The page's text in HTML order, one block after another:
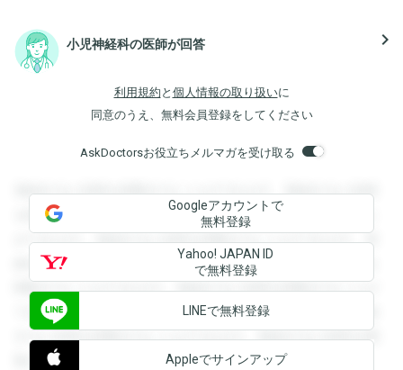
小児神経科の医師が回答 navigate_next
利用規約 と 個人情報の取り扱いに
同意のうえ、無料会員登録をしてください
AskDoctorsお役立ちメルマガを受け取る
登録すると回答を閲覧することができます。登録すると回答
を閲覧することができます。登録すると回答を閲覧すること
ができます。登録すると回答を閲覧することができます。登
録すると回答を閲覧することができます。登録すると回答を
閲覧することができます。登録すると回答を閲覧することが
できます。登録すると回答を閲覧することができます。登録
すると回答を閲覧することができます。登録すると回答を閲
覧することができます。
Googleアカウントで
無料登録
Yahoo! JAPAN ID
で無料登録
LINEで無料登録
Appleでサインアップ